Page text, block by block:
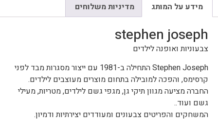
מידע על המותג מדיניות משלוחים
stephen joseph
צבעוניות ואופנה לילדים
Stephen Joseph התחילה ב-1981 עם ייצור מסגרות מבד לפני
קרסימס, והפכה למובילה בתחום מוצרים מעוצבים לילדים.
החברה מציעה מגוון תיקי גן, מגפי גשם לילדים, מטריות, מעילי
גשם ועוד..
המשחקים והפריטים צבעונים ומעודדים יצירתיות ודמיון.